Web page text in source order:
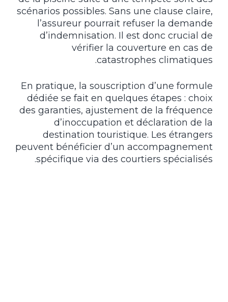
scénarios possibles. Sans une clause claire,
l’assureur pourrait refuser la demande
d’indemnisation. Il est donc crucial de
vérifier la couverture en cas de
catastrophes climatiques.
En pratique, la souscription d’une formule
dédiée se fait en quelques étapes : choix
des garanties, ajustement de la fréquence
d’inoccupation et déclaration de la
destination touristique. Les étrangers
peuvent bénéficier d’un accompagnement
spécifique via des courtiers spécialisés.